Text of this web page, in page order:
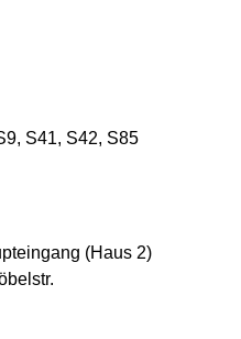
S41, S42, S85
(Haus 2)